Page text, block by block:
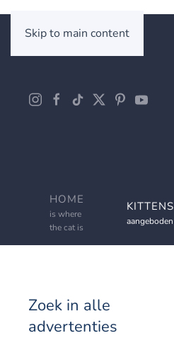
Skip to main content
HOME
is where
the cat is
KITTENS
aangeboden
Zoek in alle
advertenties